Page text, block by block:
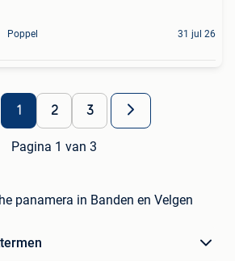
Poppel 31 jul 26
1 2 3
Pagina 1 van 3
panamera in Banden en Velgen